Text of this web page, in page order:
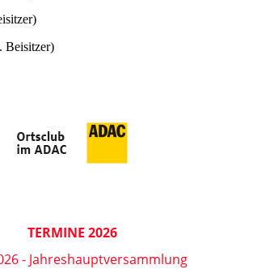
Beisitzer)
TERMINE 2026
- Jahreshauptversammlung